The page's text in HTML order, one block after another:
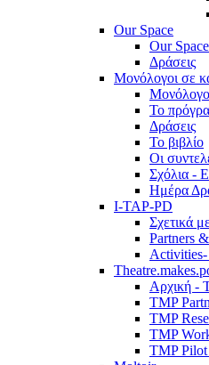
Our Space
Our Space
Δράσεις
Μονόλογοι σε
Το
Δράσεις
Το βιβλίο
Οι
Σχόλια -
Ημέρα
I-TAP-PD
Σχετικά
Partners
Activities-
Αρχική -
TMP
TMP
TMP
TMP